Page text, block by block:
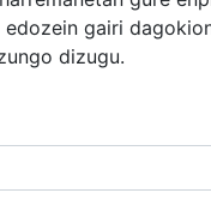
gairi
dizugu.